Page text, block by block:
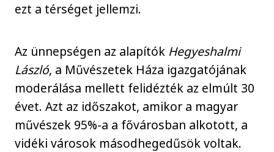
ezt a térséget jellemzi.
Az ünnepségen az alapítók Hegyeshalmi
László, a Művészetek Háza igazgatójának
moderálása mellett felidézték az elmúlt 30
évet. Azt az időszakot, amikor a magyar
művészek 95%-a a fővárosban alkotott, a
vidéki városok másodhegedűsök voltak.